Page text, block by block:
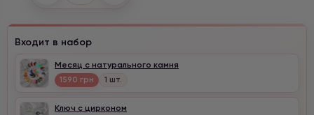
Входит в набор
Месяц с натурального камня
1590 грн 1 шт.
Ключ с цирконом